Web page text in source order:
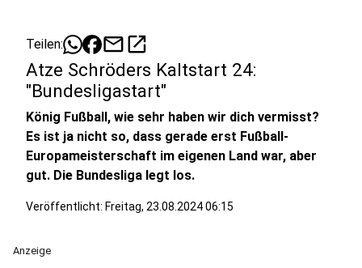
Teilen: mailopen_in_new
Atze Schröders Kaltstart 24:
"Bundesligastart"
König Fußball, wie sehr haben wir dich vermisst?
Es ist ja nicht so, dass gerade erst Fußball-
Europameisterschaft im eigenen Land war, aber
gut. Die Bundesliga legt los.
Veröffentlicht: Freitag, 23.08.2024 06:15
Anzeige